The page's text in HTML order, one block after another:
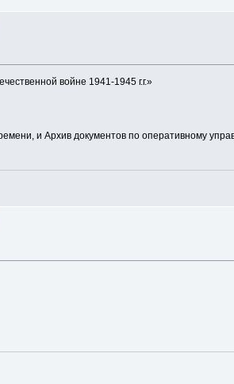
войне 1941-1945 г.г.»
и Архив документов по оперативному